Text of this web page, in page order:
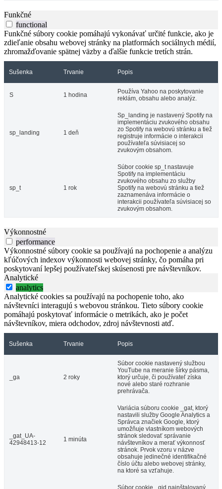
Funkčné
functional
Funkčné súbory cookie pomáhajú vykonávať určité funkcie, ako je
zdieľanie obsahu webovej stránky na platformách sociálnych médií,
zhromažďovanie spätnej väzby a ďalšie funkcie tretích strán.
Sušenka Trvanie Popis
S 1 hodina
Používa Yahoo na poskytovanie
reklám, obsahu alebo analýz.
sp_landing 1 deň
Sp_landing je nastavený Spotify na
implementáciu zvukového obsahu
zo Spotify na webovú stránku a tiež
registruje informácie o interakcii
používateľa súvisiacej so
zvukovým obsahom.
sp_t 1 rok
Súbor cookie sp_t nastavuje
Spotify na implementáciu
zvukového obsahu zo služby
Spotify na webovú stránku a tiež
zaznamenáva informácie o
interakcii používateľa súvisiacej so
zvukovým obsahom.
Výkonnostné
performance
Výkonnostné súbory cookie sa používajú na pochopenie a analýzu
kľúčových indexov výkonnosti webovej stránky, čo pomáha pri
poskytovaní lepšej používateľskej skúsenosti pre návštevníkov.
Analytické
analytics
Analytické cookies sa používajú na pochopenie toho, ako
návštevníci interagujú s webovou stránkou. Tieto súbory cookie
pomáhajú poskytovať informácie o metrikách, ako je počet
návštevníkov, miera odchodov, zdroj návštevnosti atď.
Sušenka Trvanie Popis
_ga 2 roky
Súbor cookie nastavený službou
YouTube na meranie šírky pásma,
ktorý určuje, či používateľ získa
nové alebo staré rozhranie
prehrávača.
_gat_UA-
42948413-12
1 minúta
Variácia súboru cookie _gat, ktorý
nastavili služby Google Analytics a
Správca značiek Google, ktorý
umožňuje vlastníkom webových
stránok sledovať správanie
návštevníkov a merať výkonnosť
stránok. Prvok vzoru v názve
obsahuje jedinečné identifikačné
číslo účtu alebo webovej stránky,
na ktoré sa vzťahuje.
Súbor cookie _gid nainštalovaný